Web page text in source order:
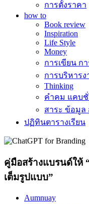
การตั้งราคา
how to
Book review
Inspiration
Life Style
Money
การเขียน กา
การบริหาร
Thinking
คำคม แคบ
สาระ ข้อมูล
ปฏิทินตารางเรียน
คู่มือสร้างแบรนด์ให้
เต็มรูปแบบ”
Aumnuay